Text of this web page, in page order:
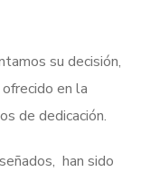
su decisión,
en la
de dedicación.
han sido